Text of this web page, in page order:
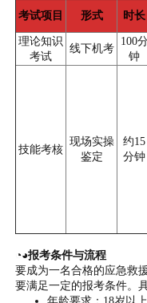
考试项目
形式 时长
理论知识
考试
线下机考
100
钟
技能考核
现场实操
鉴定
约15
分钟
◔◕报考条件与流程
要成为一名合格的应急救
要满足一定的报考条件。